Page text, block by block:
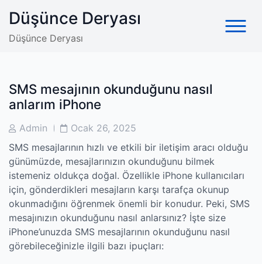
content
Düşünce Deryası
Düşünce Deryası
SMS mesajının okunduğunu nasıl
anlarım iPhone
PostAdmin
PostOcak 26, 2025
SMS mesajlarının hızlı ve etkili bir iletişim aracı olduğu
günümüzde, mesajlarınızın okunduğunu bilmek
istemeniz oldukça doğal. Özellikle iPhone kullanıcıları
için, gönderdikleri mesajların karşı tarafça okunup
okunmadığını öğrenmek önemli bir konudur. Peki, SMS
mesajınızın okunduğunu nasıl anlarsınız? İşte size
iPhone’unuzda SMS mesajlarının okunduğunu nasıl
görebileceğinizle ilgili bazı ipuçları: